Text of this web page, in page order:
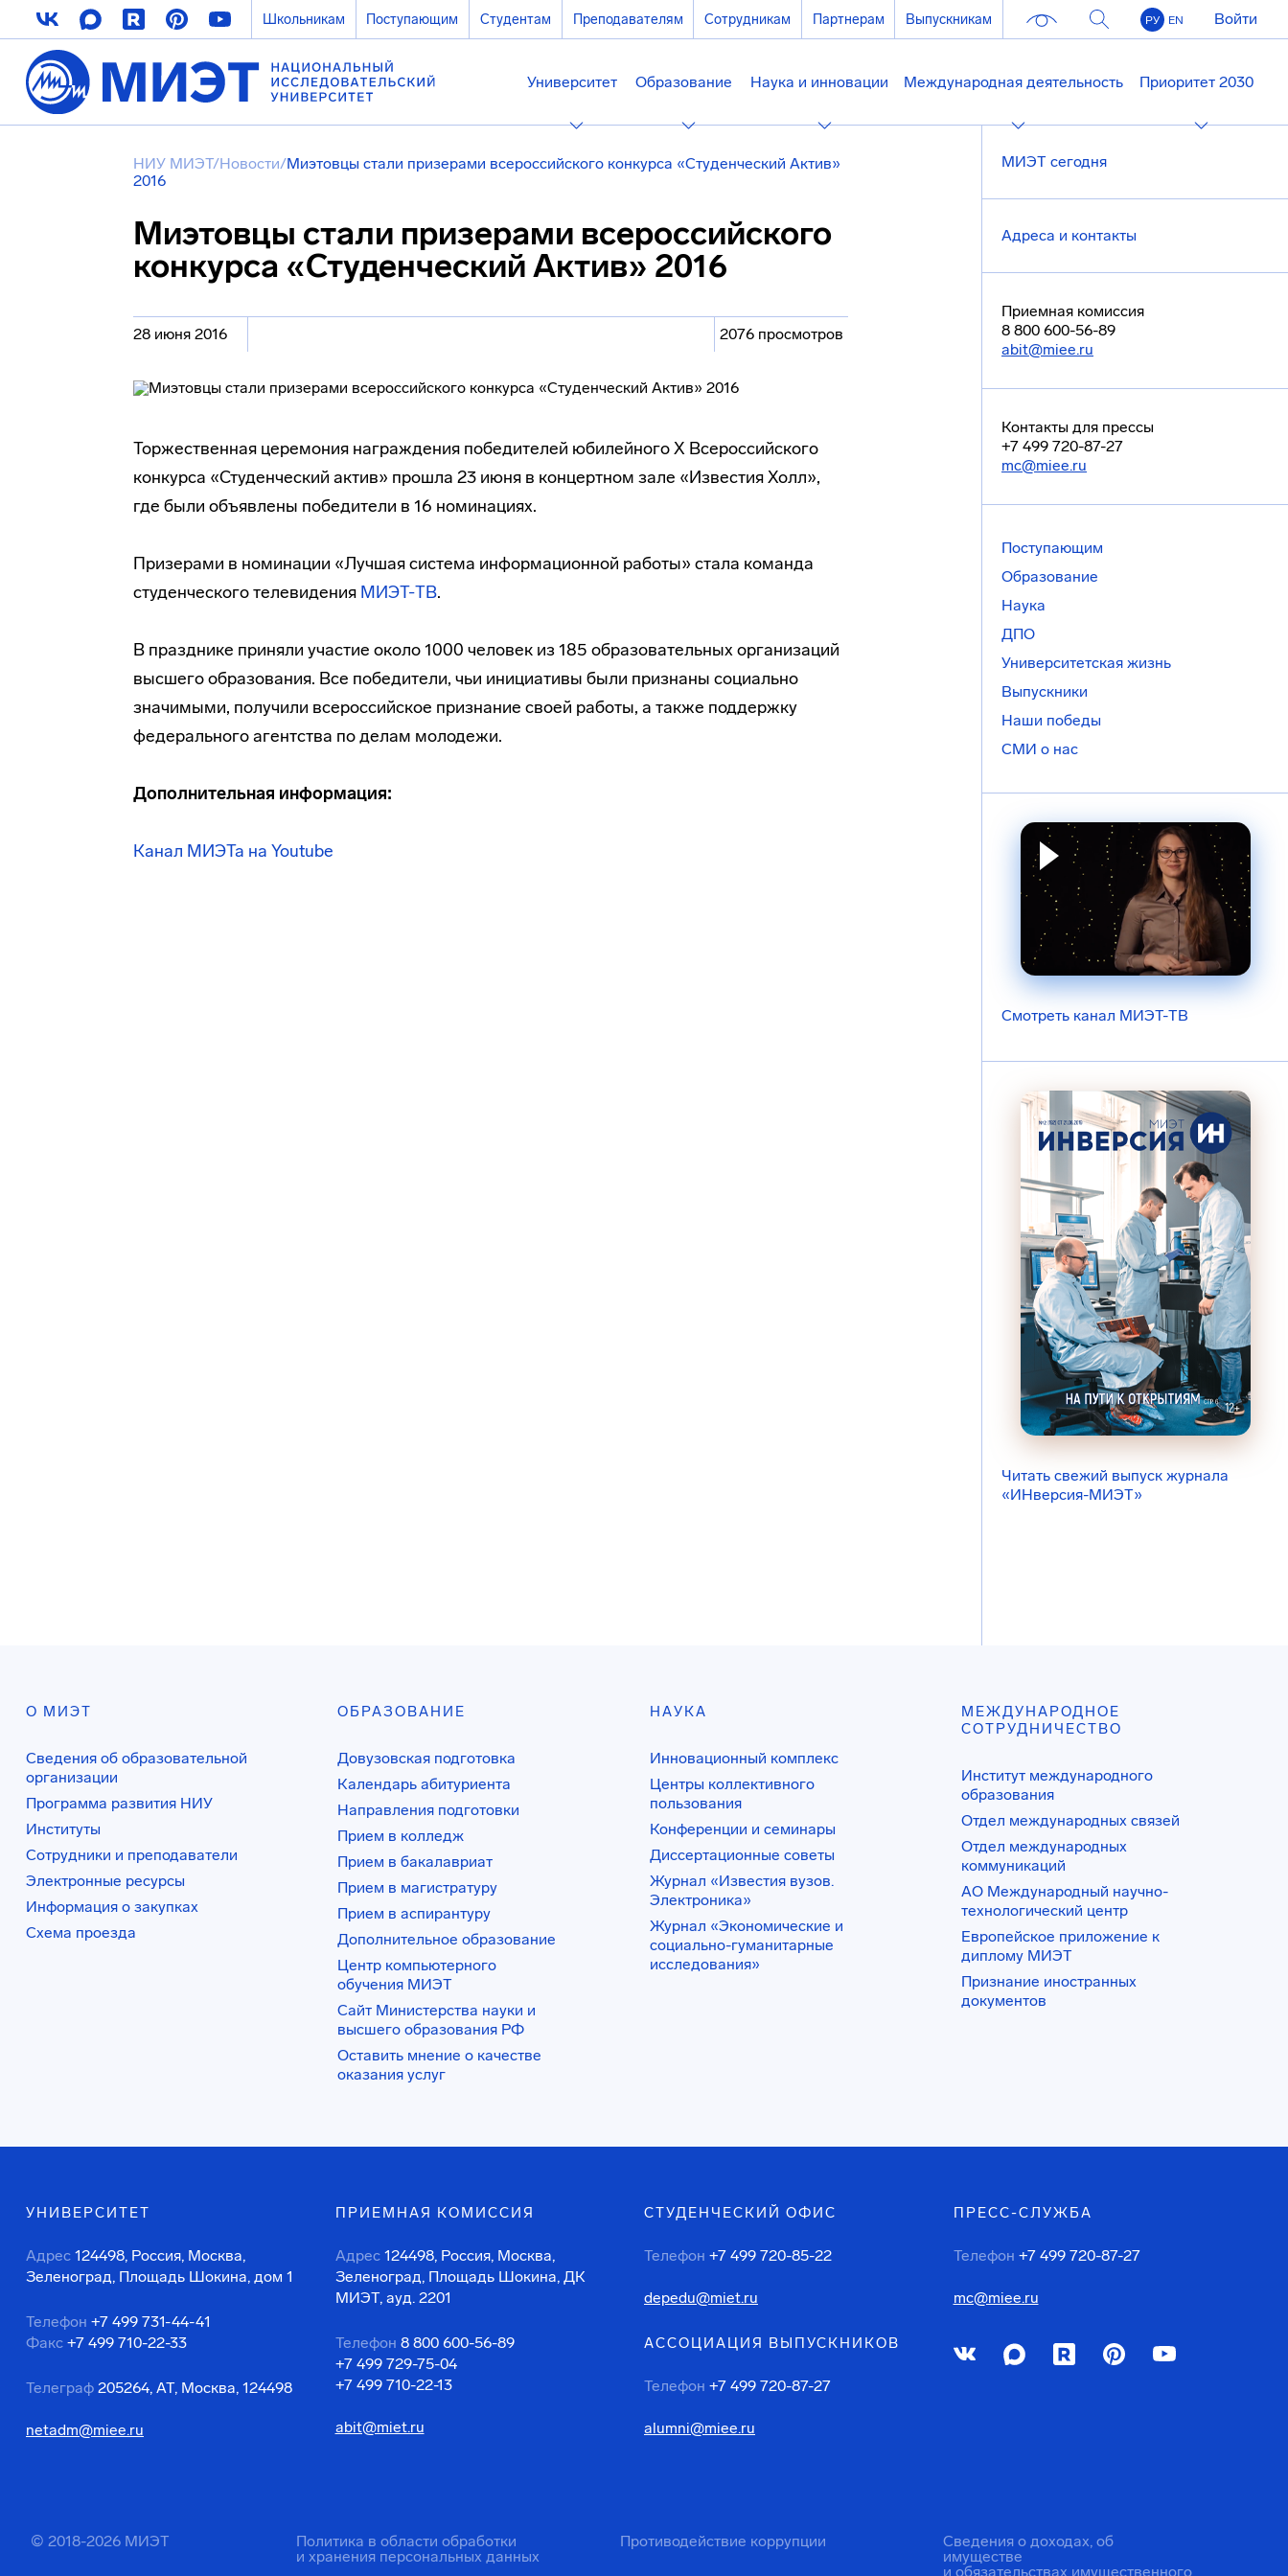
Школьникам Поступающим Студентам Преподавателям Сотрудникам Партнерам Выпускникам РУ EN Войти
Университет Образование Наука и инновации Международная деятельность Приоритет 2030
НИУ МИЭТ/Новости/Миэтовцы стали призерами всероссийского конкурса «Студенческий Актив»
2016
Миэтовцы стали призерами всероссийского
конкурса «Студенческий Актив» 2016
28 июня 2016 2076 просмотров
Торжественная церемония награждения победителей юбилейного Х Всероссийского
конкурса «Студенческий актив» прошла 23 июня в концертном зале «Известия Холл»,
где были объявлены победители в 16 номинациях.
Призерами в номинации «Лучшая система информационной работы» стала команда
студенческого телевидения МИЭТ-ТВ.
В празднике приняли участие около 1000 человек из 185 образовательных организаций
высшего образования. Все победители, чьи инициативы были признаны социально
значимыми, получили всероссийское признание своей работы, а также поддержку
федерального агентства по делам молодежи.
Дополнительная информация:
Канал МИЭТа на Youtube
МИЭТ сегодня
Адреса и контакты
Приемная комиссия
8 800 600-56-89
abit@miee.ru
Контакты для прессы
+7 499 720-87-27
mc@miee.ru
Поступающим
Образование
Наука
ДПО
Университетская жизнь
Выпускники
Наши победы
СМИ о нас
Смотреть канал МИЭТ-ТВ
Читать свежий выпуск журнала
«ИНверсия-МИЭТ»
О МИЭТ
Сведения об образовательной
организации
Программа развития НИУ
Институты
Сотрудники и преподаватели
Электронные ресурсы
Информация о закупках
Схема проезда
ОБРАЗОВАНИЕ
Довузовская подготовка
Календарь абитуриента
Направления подготовки
Прием в колледж
Прием в бакалавриат
Прием в магистратуру
Прием в аспирантуру
Дополнительное образование
Центр компьютерного
обучения МИЭТ
Сайт Министерства науки и
высшего образования РФ
Оставить мнение о качестве
оказания услуг
НАУКА
Инновационный комплекс
Центры коллективного
пользования
Конференции и семинары
Диссертационные советы
Журнал «Известия вузов.
Электроника»
Журнал «Экономические и
социально-гуманитарные
исследования»
МЕЖДУНАРОДНОЕ
СОТРУДНИЧЕСТВО
Институт международного
образования
Отдел международных связей
Отдел международных
коммуникаций
АО Международный научно-
технологический центр
Европейское приложение к
диплому МИЭТ
Признание иностранных
документов
УНИВЕРСИТЕТ
Адрес 124498, Россия, Москва,
Зеленоград, Площадь Шокина, дом 1
Телефон +7 499 731-44-41
Факс +7 499 710-22-33
Телеграф 205264, АТ, Москва, 124498
netadm@miee.ru
ПРИЕМНАЯ КОМИССИЯ
Адрес 124498, Россия, Москва,
Зеленоград, Площадь Шокина, ДК
МИЭТ, ауд. 2201
Телефон 8 800 600-56-89
+7 499 729-75-04
+7 499 710-22-13
abit@miet.ru
СТУДЕНЧЕСКИЙ ОФИС
Телефон +7 499 720-85-22
depedu@miet.ru
АССОЦИАЦИЯ ВЫПУСКНИКОВ
Телефон +7 499 720-87-27
alumni@miee.ru
ПРЕСС-СЛУЖБА
Телефон +7 499 720-87-27
mc@miee.ru
© 2018-2026 МИЭТ
Политика в области обработки
и хранения персональных данных
Противодействие коррупции
Сведения о доходах, об
имуществе
и обязательствах имущественного